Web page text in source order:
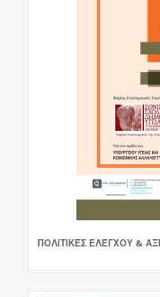
ΠΟΛΙΤΙΚΈΣ ΕΛΈΓΧΟΥ &